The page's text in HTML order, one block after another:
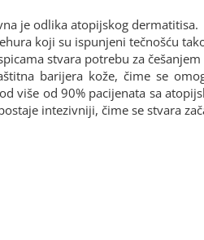
je odlika atopijskog dermatitisa.
koji su ispunjeni tečnošću
stvara potrebu za
barijera kože, čime se
više od 90% pacijenata sa
intezivniji, čime se stvara